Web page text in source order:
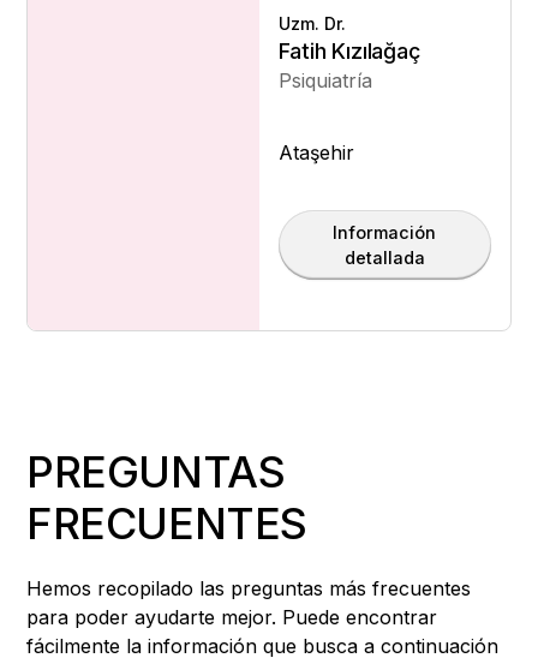
Uzm. Dr.
Fatih Kızılağaç
Psiquiatría
Ataşehir
Información
detallada
PREGUNTAS
FRECUENTES
Hemos recopilado las preguntas más frecuentes
para poder ayudarte mejor. Puede encontrar
fácilmente la información que busca a continuación